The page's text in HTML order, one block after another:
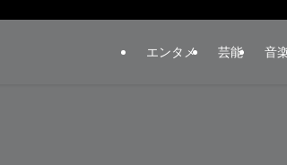
エンタメ 芸能 音